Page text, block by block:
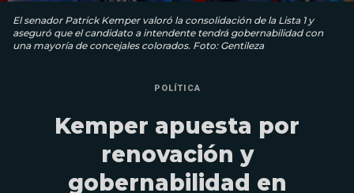
El senador Patrick Kemper valoró la consolidación de la Lista 1 y
aseguró que el candidato a intendente tendrá gobernabilidad con
una mayoría de concejales colorados. Foto: Gentileza
POLÍTICA
Kemper apuesta por
renovación y
gobernabilidad en